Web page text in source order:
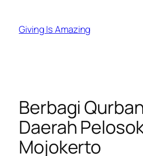
content
Giving Is Amazing
Berbagi
Daerah
Mojokerto